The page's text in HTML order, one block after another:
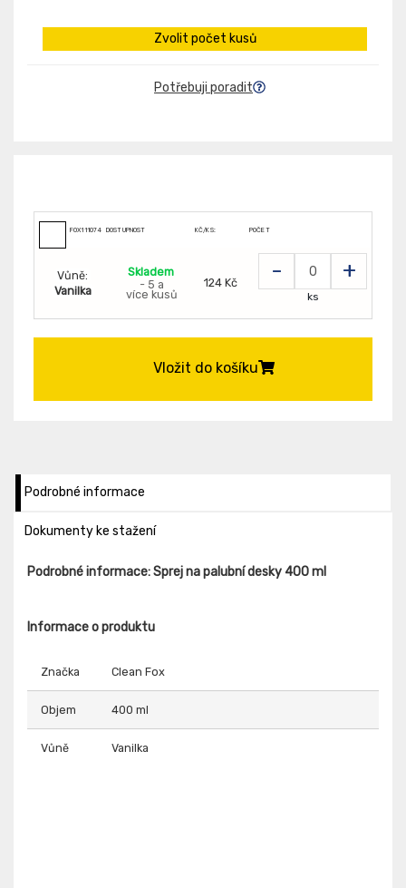
Zvolit počet kusů
Potřebuji poradit
FOX111074009DOSTUPNOST KČ/KS: POČET
Vůně:
Vanilka
Skladem
- 5 a
více kusů
124 Kč - +
ks
Vložit do košíku
Podrobné informace
Dokumenty ke stažení
Podrobné informace: Sprej na palubní desky 400 ml
Informace o produktu
Značka Clean Fox
Objem 400 ml
Vůně Vanilka